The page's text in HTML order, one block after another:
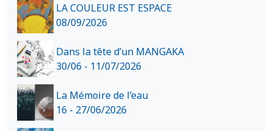
LA COULEUR EST ESPACE
08/09/2026
Dans la tête d’un MANGAKA
30/06 - 11/07/2026
La Mémoire de l’eau
16 - 27/06/2026